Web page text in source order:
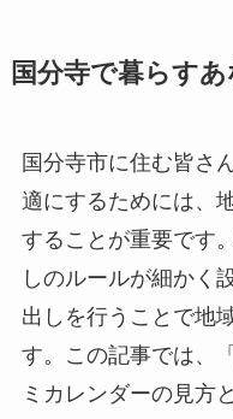
国分寺で暮らす
国分寺市に住む皆さ
適にするためには、
することが重要です
しのルールが細かく
出しを行うことで地
す。この記事では、
ミカレンダーの見方